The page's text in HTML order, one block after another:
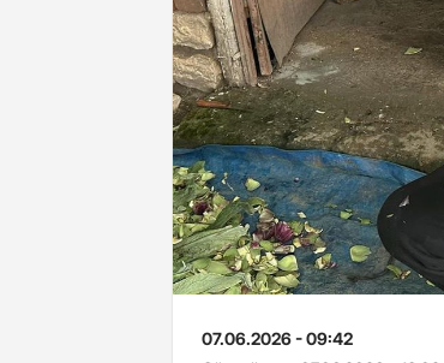
07.06.2026 - 09:42